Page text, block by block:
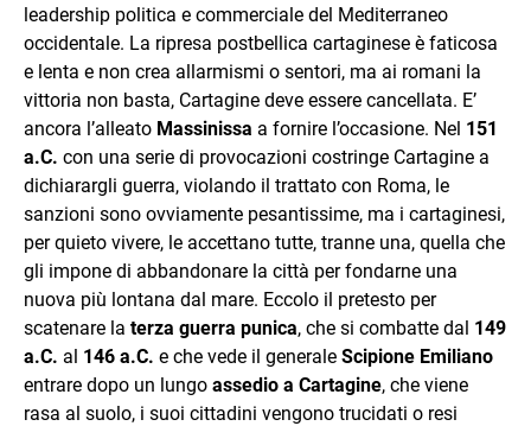
leadership politica e commerciale del Mediterraneo
occidentale. La ripresa postbellica cartaginese è faticosa
e lenta e non crea allarmismi o sentori, ma ai romani la
vittoria non basta, Cartagine deve essere cancellata. E’
ancora l’alleato Massinissa a fornire l’occasione. Nel 151
a.C. con una serie di provocazioni costringe Cartagine a
dichiarargli guerra, violando il trattato con Roma, le
sanzioni sono ovviamente pesantissime, ma i cartaginesi,
per quieto vivere, le accettano tutte, tranne una, quella che
gli impone di abbandonare la città per fondarne una
nuova più lontana dal mare. Eccolo il pretesto per
scatenare la terza guerra punica, che si combatte dal 149
a.C. al 146 a.C. e che vede il generale Scipione Emiliano
entrare dopo un lungo assedio a Cartagine, che viene
rasa al suolo, i suoi cittadini vengono trucidati o resi